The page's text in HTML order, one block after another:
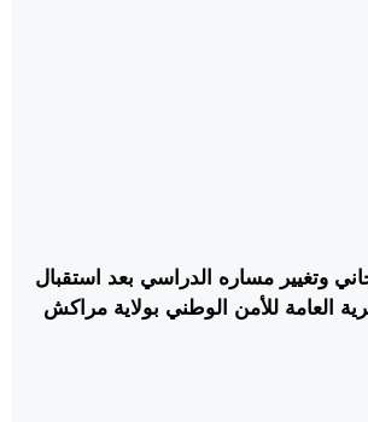
وتغيير مساره الدراسي بعد استقبال
العامة للأمن الوطني بولاية مراكش